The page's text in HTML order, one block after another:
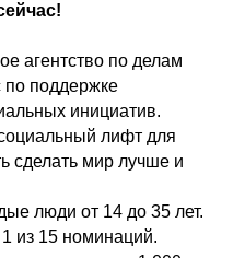
агентство по делам
по поддержке
инициатив.
лифт для
сделать мир лучше и
люди от 14 до 35 лет.
из 15 номинаций.